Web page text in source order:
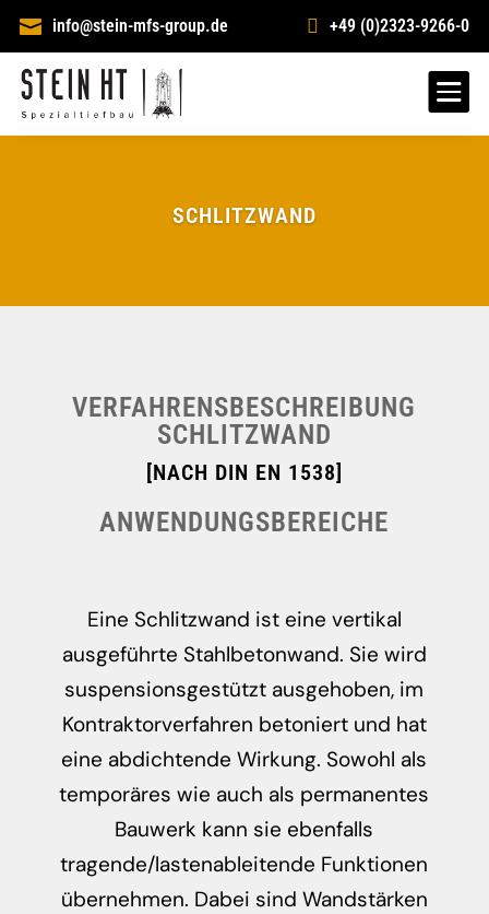
 info@stein-mfs-group.de  +49 (0)2323-9266-0

SCHLITZWAND
VERFAHRENSBESCHREIBUNG
SCHLITZWAND
[NACH DIN EN 1538]
ANWENDUNGSBEREICHE
Eine Schlitzwand ist eine vertikal
ausgeführte Stahlbetonwand. Sie wird
suspensionsgestützt ausgehoben, im
Kontraktorverfahren betoniert und hat
eine abdichtende Wirkung. Sowohl als
temporäres wie auch als permanentes
Bauwerk kann sie ebenfalls
tragende/lastenableitende Funktionen
übernehmen. Dabei sind Wandstärken